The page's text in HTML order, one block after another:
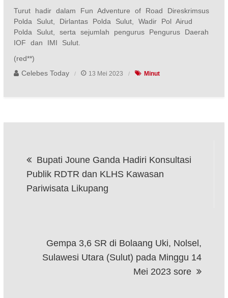
Turut hadir dalam Fun Adventure of Road Direskrimsus
Polda Sulut, Dirlantas Polda Sulut, Wadir Pol Airud
Polda Sulut, serta sejumlah pengurus Pengurus Daerah
IOF dan IMI Sulut.
(red**)
Celebes Today
13 Mei 2023 Minut
pos
Bupati Joune Ganda Hadiri Konsultasi
Publik RDTR dan KLHS Kawasan
Pariwisata Likupang
Gempa 3,6 SR di Bolaang Uki, Nolsel,
Sulawesi Utara (Sulut) pada Minggu 14
Mei 2023 sore